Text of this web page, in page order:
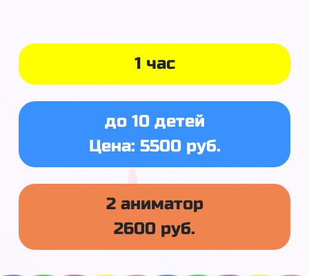
1 час
до 10 детей
Цена: 5500 руб.
2 аниматор
2600 руб.